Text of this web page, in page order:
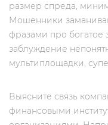
размер спреда,
Мошенники
фразами про богатое
заблуждение
мультиплощадки,
Выясните связь
финансовыми